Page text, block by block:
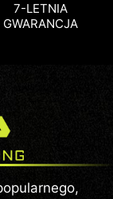
7-LETNIA
GWARANCJA